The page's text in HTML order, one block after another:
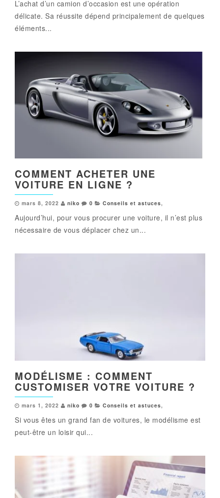
L’achat d’un camion d’occasion est une opération
délicate. Sa réussite dépend principalement de quelques
éléments...
COMMENT ACHETER UNE
VOITURE EN LIGNE ?
mars 8, 2022 niko 0 Conseils et astuces,
Aujourd’hui, pour vous procurer une voiture, il n’est plus
nécessaire de vous déplacer chez un...
MODÉLISME : COMMENT
CUSTOMISER VOTRE VOITURE ?
mars 1, 2022 niko 0 Conseils et astuces,
Si vous êtes un grand fan de voitures, le modélisme est
peut-être un loisir qui...